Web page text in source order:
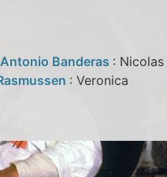
Antonio Banderas :
: Veronica